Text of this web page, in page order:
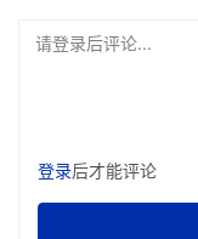
请登录后评论...
登录后才能评论